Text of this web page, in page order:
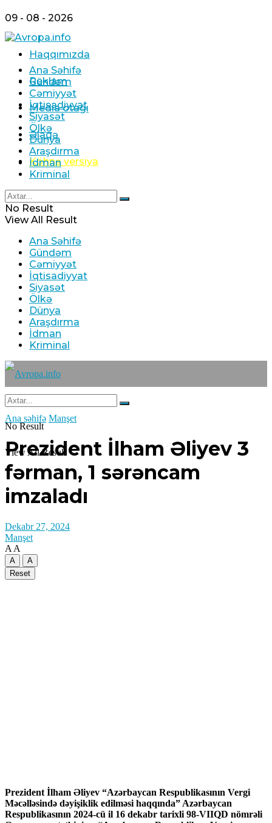
09 - 08 - 2026
Haqqımızda
Reklam
Media otağı
Əlaqə
Köhnə versiya
Ana Səhifə
Gündəm
Cəmiyyət
İqtisadiyyat
Siyasət
Ölkə
Dünya
Araşdırma
İdman
Kriminal
No Result
View All Result
Ana Səhifə
Gündəm
Cəmiyyət
İqtisadiyyat
Siyasət
Ölkə
Dünya
Araşdırma
İdman
Kriminal
No Result
View All Result
Ana səhifə Manşet
Prezident İlham Əliyev 3
fərman, 1 sərəncam
imzaladı
Dekabr 27, 2024
Manşet
A A
A
A
Reset
Prezident İlham Əliyev “Azərbaycan Respublikasının Vergi
Məcəlləsində dəyişiklik edilməsi haqqında” Azərbaycan
Respublikasının 2024-cü il 16 dekabr tarixli 98-VIIQD nömrəli